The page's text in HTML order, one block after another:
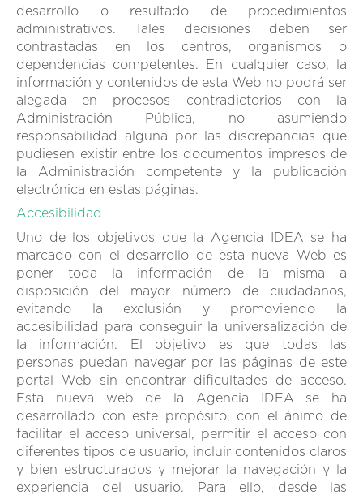
desarrollo o resultado de procedimientos
administrativos. Tales decisiones deben ser
contrastadas en los centros, organismos o
dependencias competentes. En cualquier caso, la
información y contenidos de esta Web no podrá ser
alegada en procesos contradictorios con la
Administración Pública, no asumiendo
responsabilidad alguna por las discrepancias que
pudiesen existir entre los documentos impresos de
la Administración competente y la publicación
electrónica en estas páginas.
Accesibilidad
Uno de los objetivos que la Agencia IDEA se ha
marcado con el desarrollo de esta nueva Web es
poner toda la información de la misma a
disposición del mayor número de ciudadanos,
evitando la exclusión y promoviendo la
accesibilidad para conseguir la universalización de
la información. El objetivo es que todas las
personas puedan navegar por las páginas de este
portal Web sin encontrar dificultades de acceso.
Esta nueva web de la Agencia IDEA se ha
desarrollado con este propósito, con el ánimo de
facilitar el acceso universal, permitir el acceso con
diferentes tipos de usuario, incluir contenidos claros
y bien estructurados y mejorar la navegación y la
experiencia del usuario. Para ello, desde las